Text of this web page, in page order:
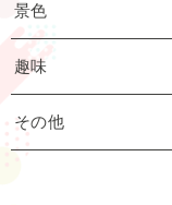
景色
趣味
その他